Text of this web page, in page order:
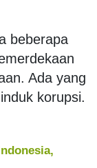
beberapa
Ada yang
korupsi.